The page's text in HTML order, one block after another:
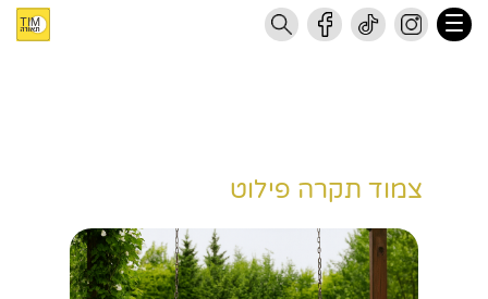
צמוד תקרה פילוט